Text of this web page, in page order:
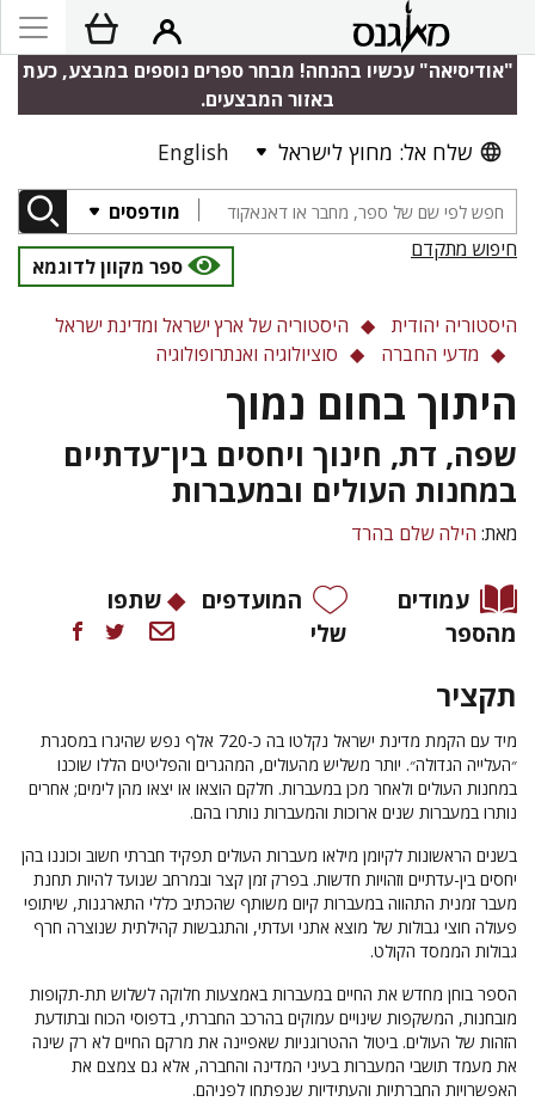
"אודיסיאה" עכשיו בהנחה! מבחר ספרים נוספים במבצע, כעת
באזור המבצעים.
שלח אל: מחוץ לישראל English
מודפסים
חיפוש מתקדם
ספר מקוון לדוגמא
היסטוריה יהודית
היסטוריה של ארץ ישראל ומדינת ישראל
מדעי החברה
סוציולוגיה ואנתרופולוגיה
היתוך בחום נמוך
שפה, דת, חינוך ויחסים בין־עדתיים
במחנות העולים ובמעברות
מאת: הילה שלם בהרד
עמודים
מהספר
המועדפים
שלי
שתפו
תקציר
מיד עם הקמת מדינת ישראל נקלטו בה כ-720 אלף נפש שהיגרו במסגרת
״העלייה הגדולה״. יותר משליש מהעולים, המהגרים והפליטים הללו שוכנו
במחנות העולים ולאחר מכן במעברות. חלקם הוצאו או יצאו מהן לימים; אחרים
נותרו במעברות שנים ארוכות והמעברות נותרו בהם.
בשנים הראשונות לקיומן מילאו מעברות העולים תפקיד חברתי חשוב וכוננו בהן
יחסים בין-עדתיים וזהויות חדשות. בפרק זמן קצר ובמרחב שנועד להיות תחנת
מעבר זמנית התהווה במעברות קיום משותף שהכתיב כללי התארגנות, שיתופי
פעולה חוצי גבולות של מוצא אתני ועדתי, והתגבשות קהילתית שנוצרה חרף
גבולות הממסד הקולט.
הספר בוחן מחדש את החיים במעברות באמצעות חלוקה לשלוש תת-תקופות
מובחנות, המשקפות שינויים עמוקים בהרכב החברתי, בדפוסי הכוח ובתודעת
הזהות של העולים. ביטול ההטרוגניות שאפיינה את מרקם החיים לא רק שינה
את מעמד תושבי המעברות בעיני המדינה והחברה, אלא גם צמצם את
האפשרויות החברתיות והעתידיות שנפתחו לפניהם.